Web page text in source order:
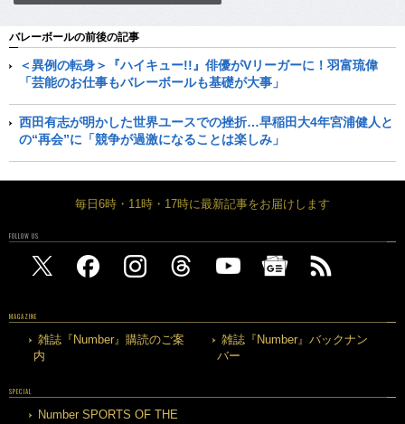
バレーボールの前後の記事
＜異例の転身＞『ハイキュー!!』俳優がVリーガーに！羽富琉偉
「芸能のお仕事もバレーボールも基礎が大事」
西田有志が明かした世界ユースでの挫折…早稲田大4年宮浦健人と
の“再会”に「競争が過激になることは楽しみ」
毎日6時・11時・17時に最新記事をお届けします
FOLLOW US
MAGAZINE
雑誌『Number』購読のご案
内
雑誌『Number』バックナン
バー
SPECIAL
Number SPORTS OF THE